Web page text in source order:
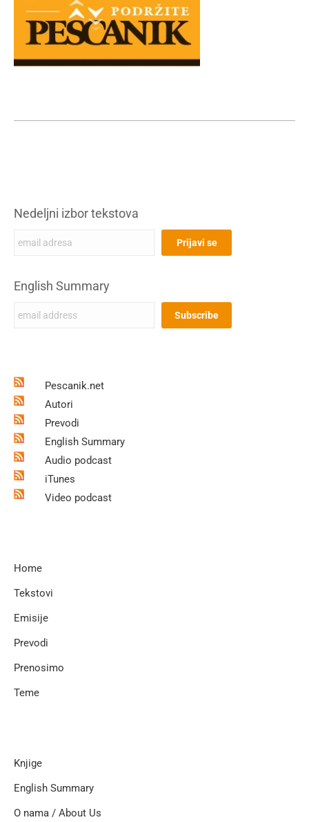
Nedeljni izbor tekstova
English Summary
Pescanik.net
Autori
Prevodi
English Summary
Audio podcast
iTunes
Video podcast
Home
Tekstovi
Emisije
Prevodi
Prenosimo
Teme
Knjige
English Summary
O nama / About Us